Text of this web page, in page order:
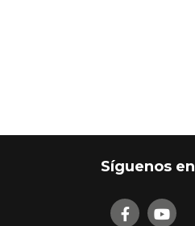
Síguenos en